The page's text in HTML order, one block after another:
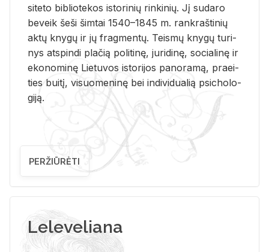
si­te­to bi­b­lio­te­kos is­to­ri­nių rin­ki­nių. Jį su­da­ro
be­veik šeši šim­tai 1540–1845 m. rank­raš­ti­nių
aktų kny­gų ir jų frag­men­tų. Teis­mų kny­gų tu­ri­
nys at­spin­di pla­čią po­li­ti­nę, ju­ri­di­nę, so­cia­li­nę ir
eko­no­mi­nę Lie­tu­vos is­to­ri­jos pa­no­ra­mą, pra­ei­
ties bui­tį, vi­suo­me­ni­nę bei in­di­vi­dua­lią psi­cho­lo­
gi­ją.
PERŽIŪRĖTI
Leleveliana